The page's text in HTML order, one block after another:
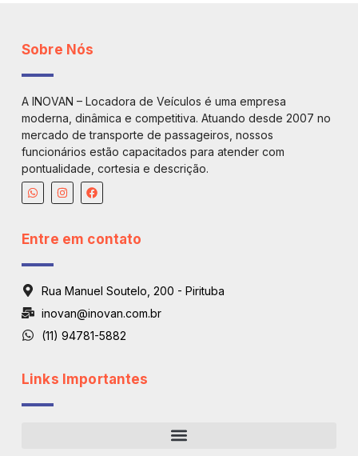
Sobre Nós
A INOVAN – Locadora de Veículos é uma empresa
moderna, dinâmica e competitiva. Atuando desde 2007 no
mercado de transporte de passageiros, nossos
funcionários estão capacitados para atender com
pontualidade, cortesia e descrição.
Entre em contato
Rua Manuel Soutelo, 200 - Pirituba
inovan@inovan.com.br
(11) 94781-5882
Links Importantes